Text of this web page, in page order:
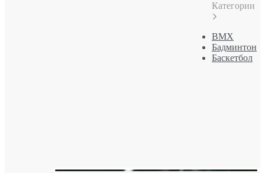
Категории
BMX
Бадминтон
Баскетбол